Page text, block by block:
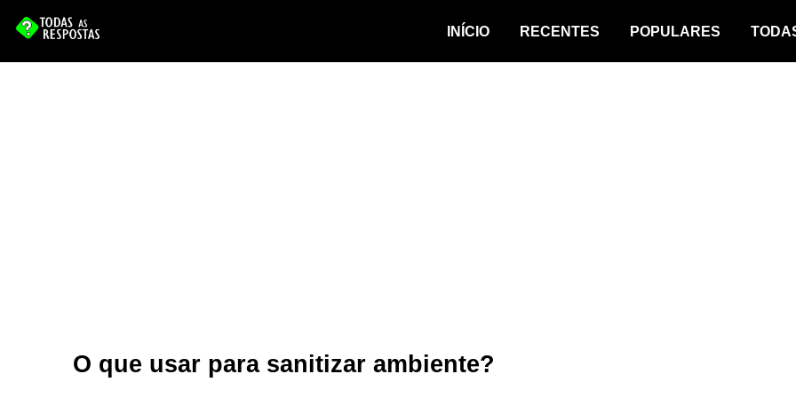
INÍCIO RECENTES POPULARES
O que usar para sanitizar ambiente?